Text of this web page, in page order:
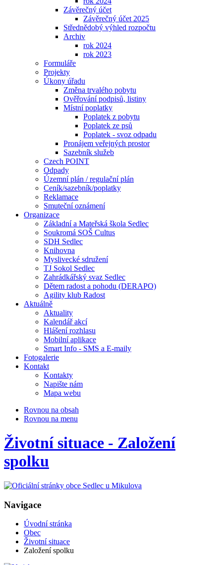
Závěrečný účet
Závěrečný účet 2025
Střednědobý výhled rozpočtu
Archiv
rok 2024
rok 2023
Formuláře
Projekty
Úkony úřadu
Změna trvalého pobytu
Ověřování podpisů, listiny
Místní poplatky
Poplatek z pobytu
Poplatek ze psů
Poplatek - svoz odpadu
Pronájem veřejných prostor
Sazebník služeb
Czech POINT
Odpady
Územní plán / regulační plán
Ceník/sazebník/poplatky
Reklamace
Smuteční oznámení
Organizace
Základní a Mateřská škola Sedlec
Soukromá SOŠ Cultus
SDH Sedlec
Knihovna
Myslivecké sdružení
TJ Sokol Sedlec
Zahrádkářský svaz Sedlec
Dětem radost a pohodu (DERAPO)
Agility klub Radost
Aktuálně
Aktuality
Kalendář akcí
Hlášení rozhlasu
Mobilní aplikace
Smart Info - SMS a E-maily
Fotogalerie
Kontakt
Kontakty
Napište nám
Mapa webu
Rovnou na obsah
Rovnou na menu
Životní situace - Založení
spolku
Navigace
Úvodní stránka
Obec
Životní situace
Založení spolku